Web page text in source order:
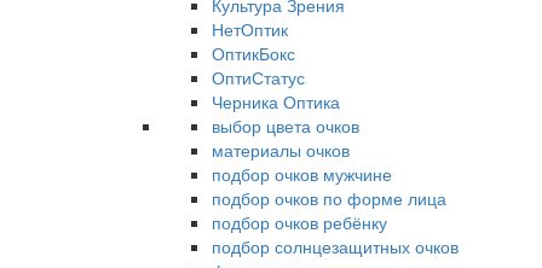
Культура Зрения
НетОптик
ОптикБокс
ОптиСтатус
Черника Оптика
выбор цвета очков
материалы очков
подбор очков мужчине
подбор очков по форме лица
подбор очков ребёнку
подбор солнцезащитных очков